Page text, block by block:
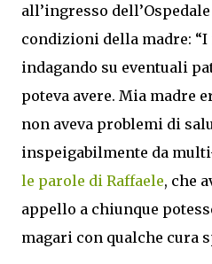
all’ingresso
condizioni della madre:
indagando su eventuali
poteva avere. Mia madre
non aveva problemi di
inspeigabilmente da
le parole di Raffaele, che
appello a chiunque
magari con qualche cura